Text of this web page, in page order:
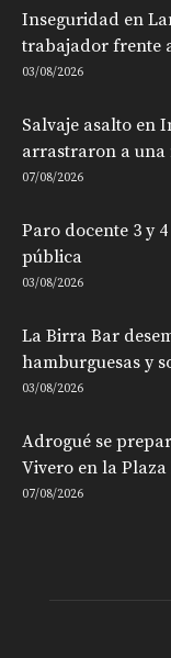
Inseguridad en
trabajador frente
03/08/2026
Salvaje asalto en
arrastraron a una
07/08/2026
Paro docente 3 y
pública
03/08/2026
La Birra Bar
hamburguesas y
03/08/2026
Adrogué se
Vivero en la
07/08/2026